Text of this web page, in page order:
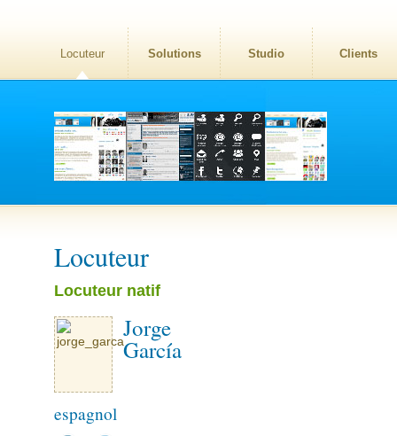
Locuteur Solutions Studio Clients
Locuteur
Locuteur natif
Jorge
García
espagnol